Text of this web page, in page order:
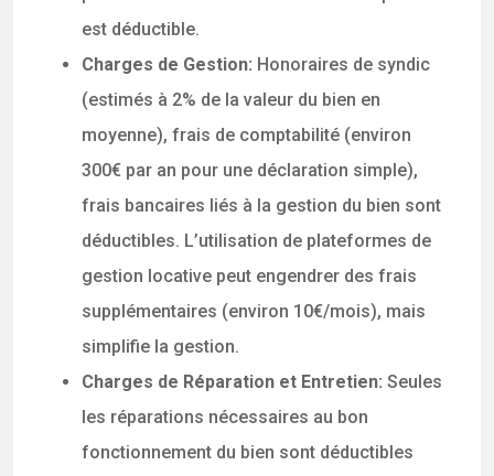
est déductible.
Charges de Gestion: Honoraires de syndic
(estimés à 2% de la valeur du bien en
moyenne), frais de comptabilité (environ
300€ par an pour une déclaration simple),
frais bancaires liés à la gestion du bien sont
déductibles. L’utilisation de plateformes de
gestion locative peut engendrer des frais
supplémentaires (environ 10€/mois), mais
simplifie la gestion.
Charges de Réparation et Entretien: Seules
les réparations nécessaires au bon
fonctionnement du bien sont déductibles